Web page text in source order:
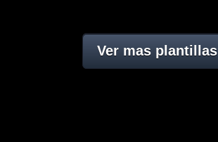
Ver mas plantillas